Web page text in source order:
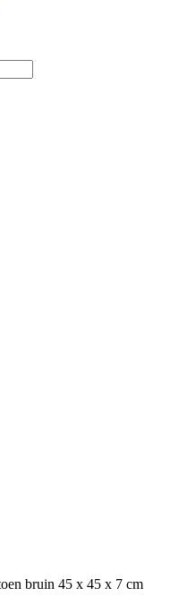
bruin 45 x 45 x 7 cm